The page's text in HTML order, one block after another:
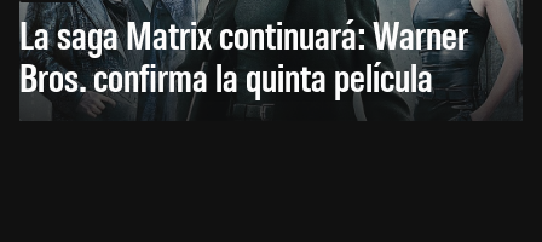
La saga Matrix continuará: Warner
Bros. confirma la quinta película